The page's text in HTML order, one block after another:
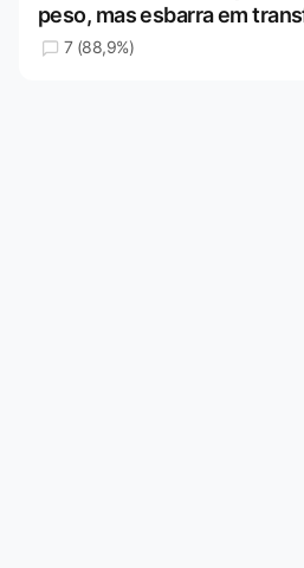
peso, mas esbarra em
7 (88,9%)